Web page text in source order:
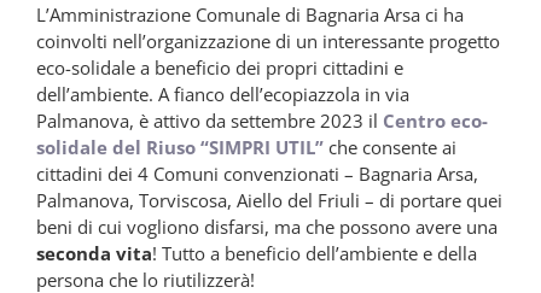
L’Amministrazione Comunale di Bagnaria Arsa ci ha
coinvolti nell’organizzazione di un interessante progetto
eco-solidale a beneficio dei propri cittadini e
dell’ambiente. A fianco dell’ecopiazzola in via
Palmanova, è attivo da settembre 2023 il Centro eco-
solidale del Riuso “SIMPRI UTIL” che consente ai
cittadini dei 4 Comuni convenzionati – Bagnaria Arsa,
Palmanova, Torviscosa, Aiello del Friuli – di portare quei
beni di cui vogliono disfarsi, ma che possono avere una
seconda vita! Tutto a beneficio dell’ambiente e della
persona che lo riutilizzerà!